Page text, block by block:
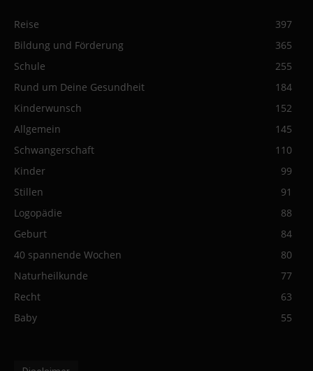
Reise
397
Bildung und Förderung
365
Schule
255
Rund um Deine Gesundheit
184
Kinderwunsch
152
Allgemein
145
Schwangerschaft
110
Kinder
99
Stillen
91
Logopädie
88
Geburt
84
40 spannende Wochen
80
Naturheilkunde
77
Recht
63
Baby
55